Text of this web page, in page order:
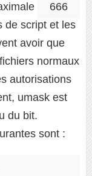
666
de script et les
avoir que
normaux
autorisations
umask est
du bit.
sont :